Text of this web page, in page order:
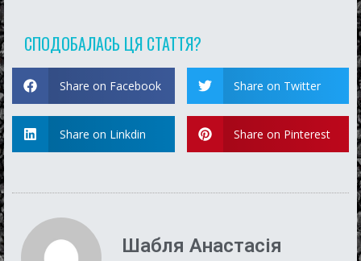
СПОДОБАЛАСЬ ЦЯ СТАТТЯ?
Share on Facebook Share on Twitter
Share on Linkdin Share on Pinterest
Шабля Анастасія